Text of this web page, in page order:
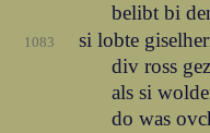
belibt bi
1083 si lobte
div ross
als si
do was